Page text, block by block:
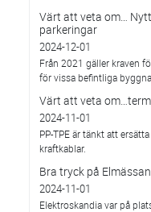
Värt att veta om…
parkeringar
2024-12-01
Från 2021 gäller kraven
för vissa befintliga
Värt att veta
2024-11-01
PP-TPE är tänkt att
kraftkablar.
Bra tryck på Elmässan
2024-11-01
Elektroskandia var på